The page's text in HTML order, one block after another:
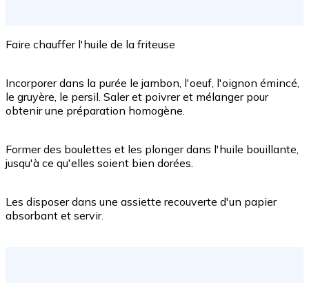
Faire chauffer l'huile de la friteuse
Incorporer dans la purée le jambon, l'oeuf, l'oignon émincé,
le gruyère, le persil. Saler et poivrer et mélanger pour
obtenir une préparation homogène.
Former des boulettes et les plonger dans l'huile bouillante,
jusqu'à ce qu'elles soient bien dorées.
Les disposer dans une assiette recouverte d'un papier
absorbant et servir.